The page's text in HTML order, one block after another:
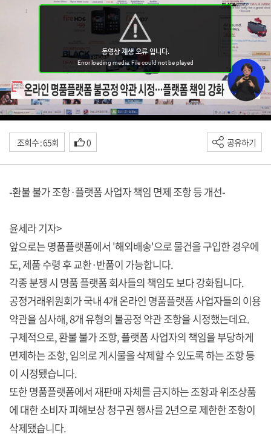
조회수 : 65회 0 공유하기
-환불 불가 조항·플랫폼 사업자 책임 면제 조항 등 개선-
윤세라 기자>
앞으로는 명품플랫폼에서 '해외배송'으로 물건을 구입한 경우에
도, 제품 수령 후 교환·반품이 가능합니다.
각종 분쟁 시 명품 플랫폼 회사들의 책임도 보다 강화됩니다.
공정거래위원회가 국내 4개 온라인 명품플랫폼 사업자들의 이용
약관을 심사해, 8개 유형의 불공정 약관 조항을 시정했는데요.
구체적으로, 환불 불가 조항, 플랫폼 사업자의 책임을 부당하게
면제하는 조항, 임의로 게시물을 삭제할 수 있도록 하는 조항 등
이 시정됐습니다.
또한 명품플랫폼에서 재판매 자체를 금지하는 조항과 위조상품
에 대한 소비자 피해보상 청구권 행사를 2년으로 제한한 조항이
삭제됐습니다.